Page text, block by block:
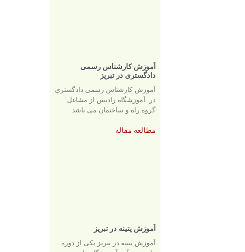
آموزش کارشناس رسمی
دادگستری در تبریز
آموزش کارشناس رسمی دادگستری
در آموزشگاه رادیس از مشاغل
گروه راه و ساختمان می باشد
مطالعه مقاله
آموزش پتینه در تبریز
آموزش پتینه در تبریز یکی از دوره